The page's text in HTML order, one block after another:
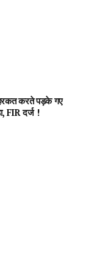
करते पड़के गए
FIR दर्ज !